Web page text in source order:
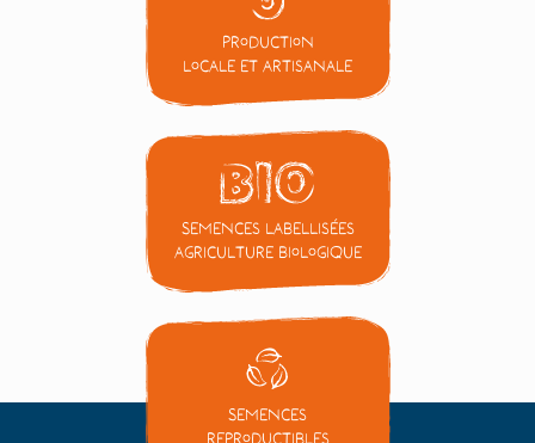
Production
locale et artisanale
Semences labellisées
Agriculture Biologique
Semences
reproductibles